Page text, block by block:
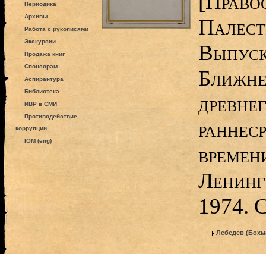
Периодика
Архивы
Работа с рукописями
Экскурсии
Продажа книг
Спонсорам
Аспирантура
Библиотека
ИВР в СМИ
Противодействие
коррупции
IOM (eng)
1974.
Лебедев